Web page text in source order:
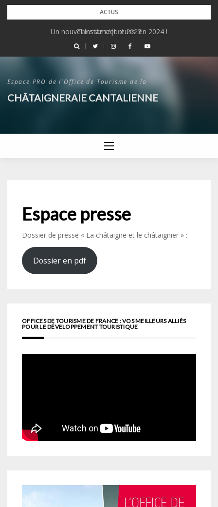
Skip
ACTUS
Taxe de séjour 2025
Un nouvel Instameet réussi en 2024 !
Espace PRO de l'Office de Tourisme de la
CHÂTAIGNERAIE CANTALIENNE
Espace presse
Dossier de presse « La châtaigne et le châtaignier » :
Dossier en pdf
OFFICES DE TOURISME DE FRANCE : VOS MEILLEURS ALLIÉS
POUR LE DÉVELOPPEMENT TOURISTIQUE